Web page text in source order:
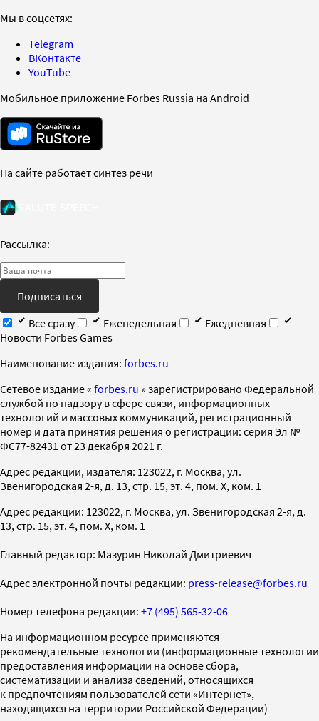
Мы в соцсетях:
Telegram
ВКонтакте
YouTube
Мобильное приложение Forbes Russia на Android
На сайте работает синтез речи
Рассылка:
Подписаться
Все сразу
Еженедельная
Ежедневная
Новости Forbes Games
Наименование издания: forbes.ru
Cетевое издание « forbes.ru » зарегистрировано Федеральной
службой по надзору в сфере связи, информационных
технологий и массовых коммуникаций, регистрационный
номер и дата принятия решения о регистрации: серия Эл №
ФС77-82431 от 23 декабря 2021 г.
Адрес редакции, издателя: 123022, г. Москва, ул.
Звенигородская 2-я, д. 13, стр. 15, эт. 4, пом. X, ком. 1
Адрес редакции: 123022, г. Москва, ул. Звенигородская 2-я, д.
13, стр. 15, эт. 4, пом. X, ком. 1
Главный редактор: Мазурин Николай Дмитриевич
Адрес электронной почты редакции: press-release@forbes.ru
Номер телефона редакции: +7 (495) 565-32-06
На информационном ресурсе применяются
рекомендательные технологии (информационные технологии
предоставления информации на основе сбора,
систематизации и анализа сведений, относящихся
к предпочтениям пользователей сети «Интернет»,
находящихся на территории Российской Федерации)